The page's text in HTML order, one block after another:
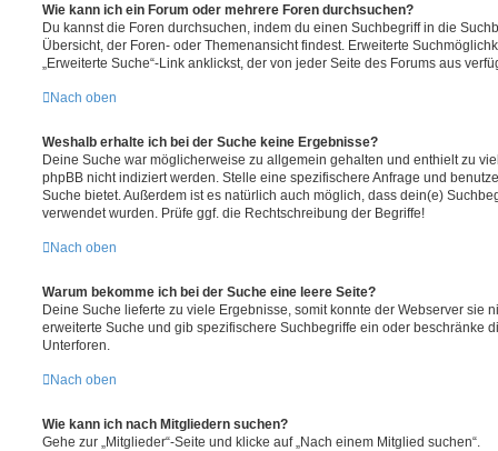
Wie kann ich ein Forum oder mehrere Foren durchsuchen?
Du kannst die Foren durchsuchen, indem du einen Suchbegriff in die
Übersicht, der Foren- oder Themenansicht findest. Erweiterte
„Erweiterte Suche“-Link anklickst, der von jeder Seite des Forums aus
Nach oben
Weshalb erhalte ich bei der Suche keine Ergebnisse?
Deine Suche war möglicherweise zu allgemein gehalten und enthielt zu
phpBB nicht indiziert werden. Stelle eine spezifischere Anfrage und
Suche bietet. Außerdem ist es natürlich auch möglich, dass dein(e)
verwendet wurden. Prüfe ggf. die Rechtschreibung der Begriffe!
Nach oben
Warum bekomme ich bei der Suche eine leere Seite?
Deine Suche lieferte zu viele Ergebnisse, somit konnte der Webserver sie
erweiterte Suche und gib spezifischere Suchbegriffe ein oder beschränke
Unterforen.
Nach oben
Wie kann ich nach Mitgliedern suchen?
Gehe zur „Mitglieder“-Seite und klicke auf „Nach einem Mitglied suchen“.